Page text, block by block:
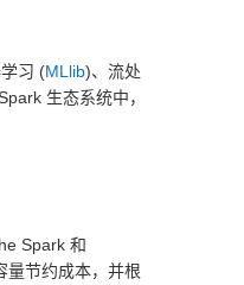
习 (MLlib)、流处
生态系统中，
Spark 和
量节约成本，并根